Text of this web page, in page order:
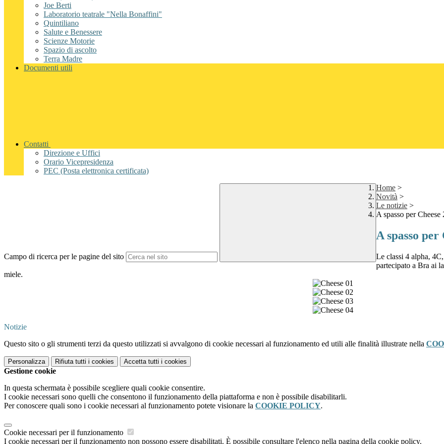
Joe Berti
Laboratorio teatrale "Nella Bonaffini"
Quintiliano
Salute e Benessere
Scienze Motorie
Spazio di ascolto
Terra Madre
Documenti utili
Contatti
Direzione e Uffici
Orario Vicepresidenza
PEC (Posta elettronica certificata)
Campo di ricerca per le pagine del sito
Home >
Novità >
Le notizie >
A spasso per Cheese
A spasso per
Le classi 4 alpha,
partecipato a Bra ai
miele.
Notizie
Questo sito o gli strumenti terzi da questo utilizzati si avvalgono di cookie necessari al funzionamento ed utili alle finalità illustrate nella
Personalizza Rifiuta tutti i cookies Accetta tutti i cookies
Gestione cookie
In questa schermata è possibile scegliere quali cookie consentire.
I cookie necessari sono quelli che consentono il funzionamento della piattaforma e non è possibile disabilitarli.
Per conoscere quali sono i cookie necessari al funzionamento potete visionare la COOKIE POLICY.
Cookie necessari per il funzionamento
I cookie necessari per il funzionamento non possono essere disabilitati. È possibile consultare l'elenco nella pagina della cookie policy.